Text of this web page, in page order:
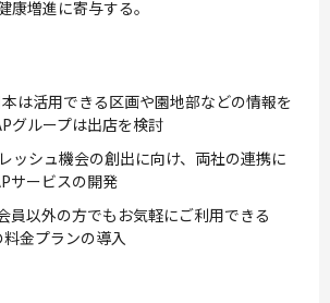
康増進に寄与する。
は活用できる区画や園地部などの情報を
グループは出店を検討
ッシュ機会の創出に向け、両社の連携に
サービスの開発
以外の方でもお気軽にご利用できる
金プランの導入